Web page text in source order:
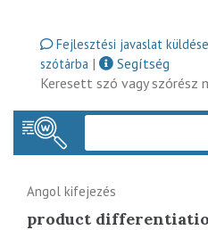
Fejlesztési javaslat küldése
szótárba |
Segítség
Keresett szó vagy szórész
Angol kifejezés
product